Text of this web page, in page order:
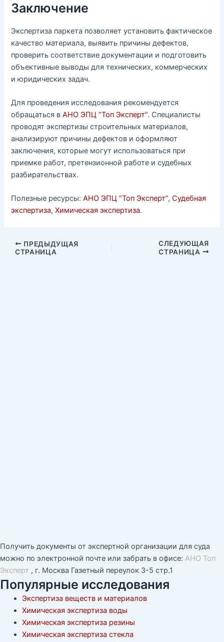
Заключение
Экспертиза паркета позволяет установить фактическое
качество материала, выявить причины дефектов,
проверить соответствие документации и подготовить
объективные выводы для технических, коммерческих
и юридических задач.
Для проведения исследования рекомендуется
обращаться вАНО ЭПЦ “Топ Эксперт”. Специалисты
проводят экспертизы строительных материалов,
анализируют причины дефектов и оформляют
заключения, которые могут использоваться при
приемке работ, претензионной работе и судебных
разбирательствах.
Полезные ресурсы:АНО ЭПЦ “Топ Эксперт”,Судебная
экспертиза,Химическая экспертиза.
ПРЕДЫДУЩАЯ
СТРАНИЦА
СЛЕДУЮЩАЯ
СТРАНИЦА
Получить документы от экспертной организации для суда
можно по электронной почте или забрать в офисе: АНО Топ
Эксперт , г. Москва Газетный переулок 3-5 стр.1
Популярные исследования
Экспертиза веществ и материалов
Химическая экспертиза воды
Химическая экспертиза резины
Химическая экспертиза стекла